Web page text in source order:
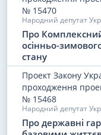
Судова система
Державний
Бюджетні
Захист держави
Природні
№ 15470
Народний депутат
Про
осінньо-
стану
Проект Закону
проходження
№ 15468
Народний депутат
Про державні